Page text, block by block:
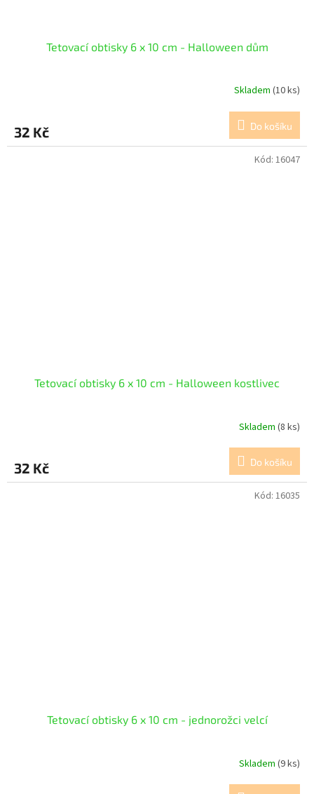
Tetovací obtisky 6 x 10 cm - Halloween dům
Skladem (10 ks)
32 Kč Do košíku
Tetovací obtisky 6 x 10 cm - Halloween kostlivec
Skladem (8 ks)
32 Kč Do košíku
Kód: 16047
Tetovací obtisky 6 x 10 cm - jednorožci velcí
Skladem (9 ks)
Kód: 16035